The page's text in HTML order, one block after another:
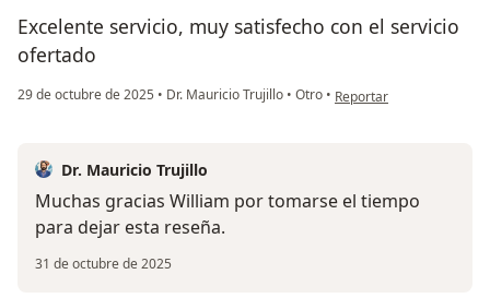
Excelente servicio, muy satisfecho con el servicio
ofertado
29 de octubre de 2025 • Dr. Mauricio Trujillo • Otro • en opinión del usuario
Reportar
Dr. Mauricio Trujillo
Muchas gracias William por tomarse el tiempo
para dejar esta reseña.
31 de octubre de 2025